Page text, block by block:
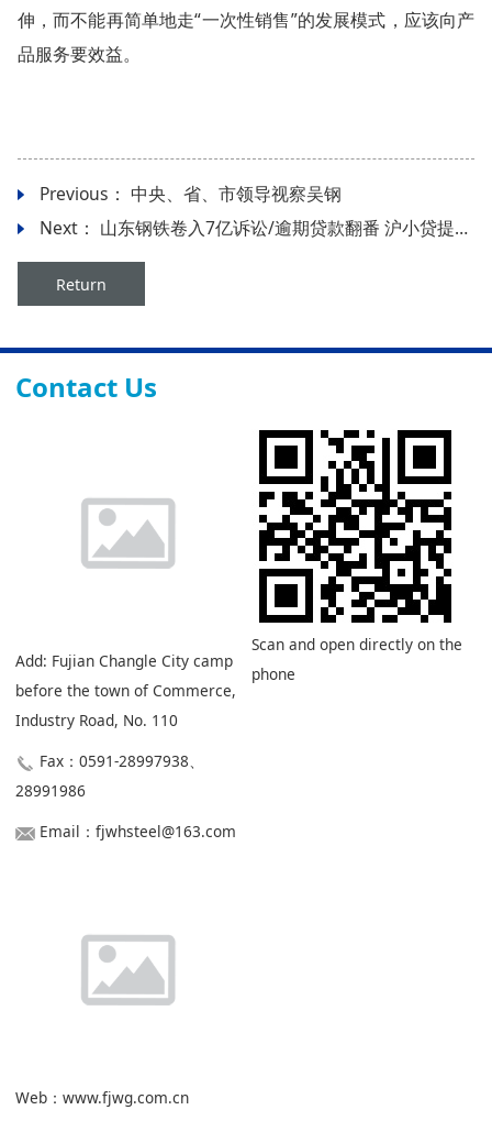
伸，而不能再简单地走“一次性销售”的发展模式，应该向产
品服务要效益。
Previous： 中央、省、市领导视察吴钢
Next： 山东钢铁卷入7亿诉讼/逾期贷款翻番 沪小贷提高门槛
Return
Contact Us
Add: Fujian Changle City camp
before the town of Commerce,
Industry Road, No. 110
Fax：0591-28997938、
28991986
Email：fjwhsteel@163.com
Web：www.fjwg.com.cn
Scan and open directly on the
phone